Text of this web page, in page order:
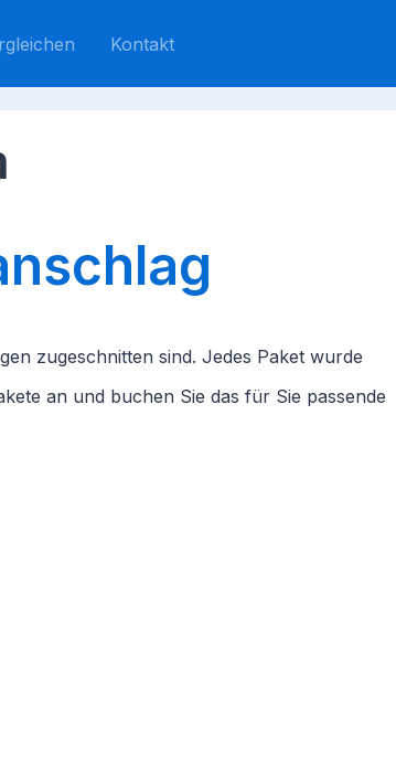
Kontakt
zugeschnitten sind. Jedes Paket wurde
an und buchen Sie das für Sie passende